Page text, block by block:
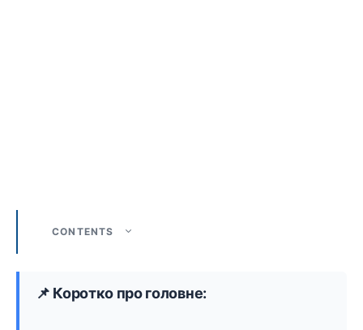
CONTENTS
📌 Коротко про головне: